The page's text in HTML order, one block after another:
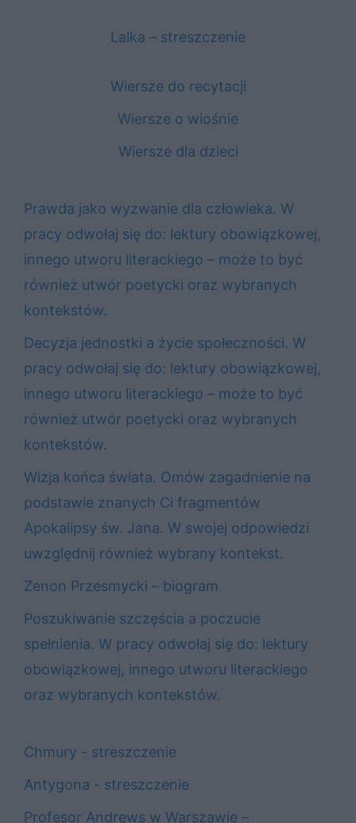
Lalka – streszczenie
Wiersze do recytacji
Wiersze o wiośnie
Wiersze dla dzieci
Prawda jako wyzwanie dla człowieka. W
pracy odwołaj się do: lektury obowiązkowej,
innego utworu literackiego – może to być
również utwór poetycki oraz wybranych
kontekstów.
Decyzja jednostki a życie społeczności. W
pracy odwołaj się do: lektury obowiązkowej,
innego utworu literackiego – może to być
również utwór poetycki oraz wybranych
kontekstów.
Wizja końca świata. Omów zagadnienie na
podstawie znanych Ci fragmentów
Apokalipsy św. Jana. W swojej odpowiedzi
uwzględnij również wybrany kontekst.
Zenon Przesmycki – biogram
Poszukiwanie szczęścia a poczucie
spełnienia. W pracy odwołaj się do: lektury
obowiązkowej, innego utworu literackiego
oraz wybranych kontekstów.
Chmury - streszczenie
Antygona - streszczenie
Profesor Andrews w Warszawie –